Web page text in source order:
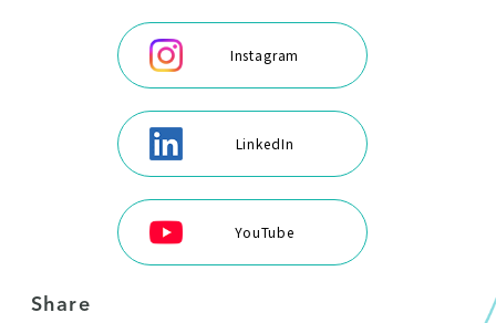
Instagram
LinkedIn
YouTube
Share